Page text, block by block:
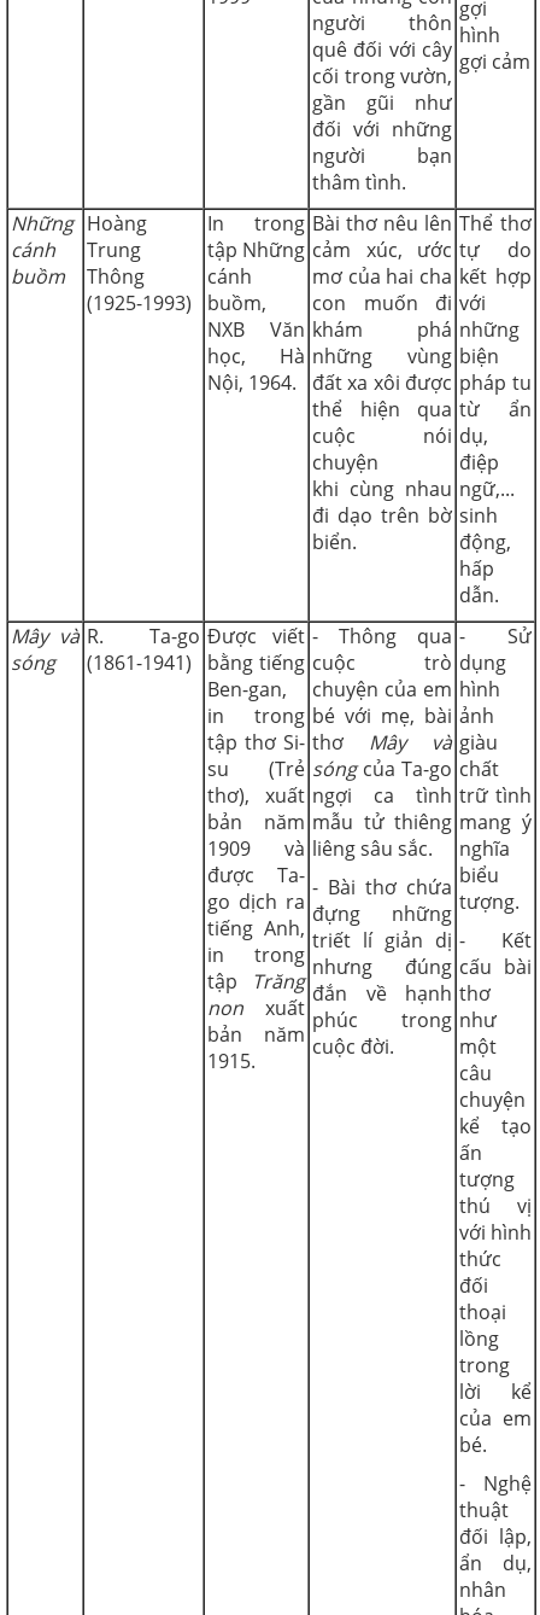
người thôn
quê đối với cây
cối trong vườn,
gần gũi như
đối với những
người bạn
thâm tình.
gợi
hình
gợi cảm
Những
cánh
buồm
Hoàng
Trung
Thông
(1925-1993)
In trong
tập Những
cánh
buồm,
NXB Văn
học, Hà
Nội, 1964.
Bài thơ nêu lên
cảm xúc, ước
mơ của hai cha
con muốn đi
khám phá
những vùng
đất xa xôi được
thể hiện qua
cuộc nói
chuyện
khi cùng nhau
đi dạo trên bờ
biển.
Thể thơ
tự do
kết hợp
với
những
biện
pháp tu
từ ẩn
dụ,
điệp
ngữ,...
sinh
động,
hấp
dẫn.
Mây và
sóng
R. Ta-go
(1861-1941)
Được viết
bằng tiếng
Ben-gan,
in trong
tập thơ Si-
su (Trẻ
thơ), xuất
bản năm
1909 và
được Ta-
go dịch ra
tiếng Anh,
in trong
tập Trăng
non xuất
bản năm
1915.
- Thông qua
cuộc trò
chuyện của em
bé với mẹ, bài
thơ Mây và
sóngcủa Ta-go
ngợi ca tình
mẫu tử thiêng
liêng sâu sắc.
- Bài thơ chứa
đựng những
triết lí giản dị
nhưng đúng
đắn về hạnh
phúc trong
cuộc đời.
- Sử
dụng
hình
ảnh
giàu
chất
trữ tình
mang ý
nghĩa
biểu
tượng.
- Kết
cấu bài
thơ
như
một
câu
chuyện
kể tạo
ấn
tượng
thú vị
với hình
thức
đối
thoại
lồng
trong
lời kể
của em
bé.
- Nghệ
thuật
đối lập,
ẩn dụ,
nhân